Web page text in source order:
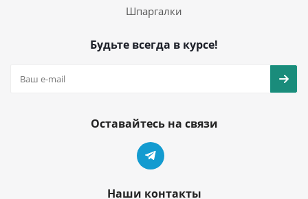
Шпаргалки
Будьте всегда в курсе!
Оставайтесь на связи
Наши контакты